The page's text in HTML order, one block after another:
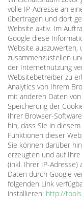
volle IP-Adresse an
übertragen und dort
Website aktiv. Im
Google diese
Website auszuwerten,
zusammenzustellen
der Internetnutzung
Websitebetreiber zu
Analytics von Ihrem
mit anderen Daten
Speicherung der
Ihrer Browser-
hin, dass Sie in
Funktionen dieser
Sie können darüber
erzeugten und auf
(inkl. Ihrer IP-Adresse)
Daten durch Google
folgenden Link
installieren: http://